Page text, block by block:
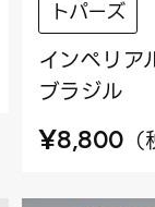
トパーズ
インペリ
ブラジル
¥8,800 （